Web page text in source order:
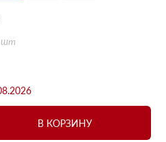
шт
В КОРЗИНУ